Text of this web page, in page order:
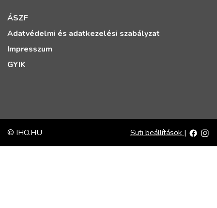
ÁSZF
Adatvédelmi és adatkezelési szabályzat
Impresszum
GYIK
© IHO.HU Süti beállítások |